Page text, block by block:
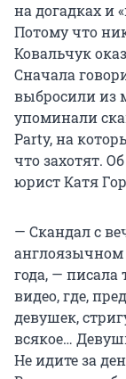
на догадках и
Потому что
Ковальчук
Сначала
выбросили из
упоминали
Party, на
что захотят.
юрист Катя
— Скандал с
англоязычном
года, — писала
видео, где,
девушек,
всякое…
Не идите за